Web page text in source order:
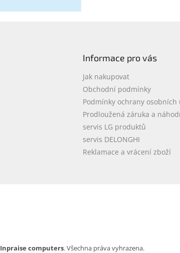
Informace pro vás
Jak nakupovat
Obchodní podmínky
Podmínky ochrany osobních
Prodloužená záruka a
servis LG produktů
servis DELONGHI
Reklamace a vrácení zboží
Inpraise computers. Všechna práva vyhrazena.